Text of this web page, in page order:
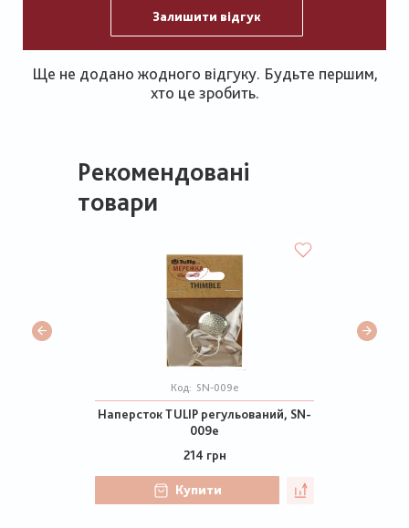
Залишити відгук
Ще не додано жодного відгуку. Будьте першим,
хто це зробить.
Рекомендовані
товари
Код: SN-009e
Наперсток TULIP регульований, SN-
009e
214 грн
Купити